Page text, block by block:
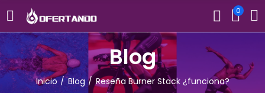
0
Blog
Inicio Blog Reseña Burner Stack ¿funciona?